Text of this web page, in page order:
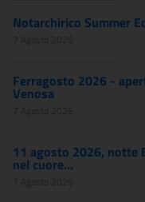
Notarchirico Summer
7 Agosto 2026
Ferragosto 2026 -
Venosa
7 Agosto 2026
11 agosto 2026, notte
nel cuore...
7 Agosto 2026